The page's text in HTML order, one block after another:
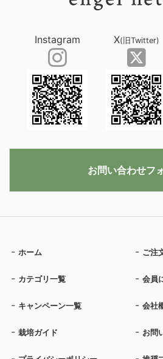
ホーム ご注
カテゴリ一覧 会員
キャンペーン一覧 会社
栽培ガイド お問
Instagram X(旧Twitter)
お問い合わせフ